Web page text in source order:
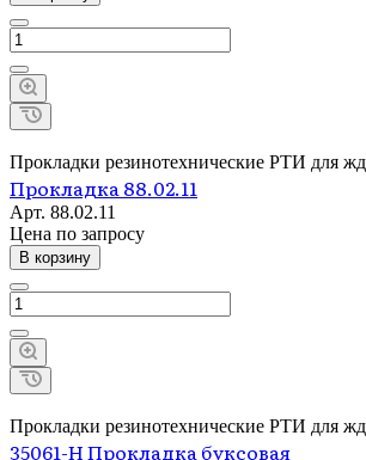
Прокладки резинотехнические РТИ для жд
Прокладка 88.02.11
Арт. 88.02.11
Цена по запросу
В корзину
Прокладки резинотехнические РТИ для жд
35061-Н Прокладка буксовая